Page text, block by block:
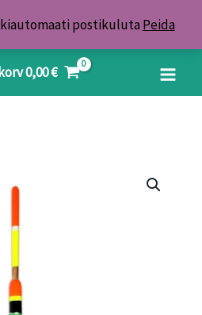
postikuluta Peida
0,00€